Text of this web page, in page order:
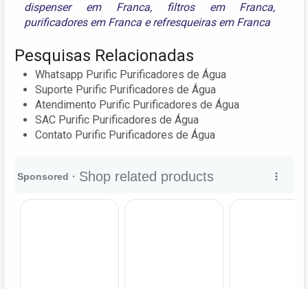
dispenser em Franca, filtros em Franca,
purificadores em Franca erefresqueiras em Franca
Pesquisas Relacionadas
Whatsapp Purific Purificadores de Água
Suporte Purific Purificadores de Água
Atendimento Purific Purificadores de Água
SAC Purific Purificadores de Água
Contato Purific Purificadores de Água